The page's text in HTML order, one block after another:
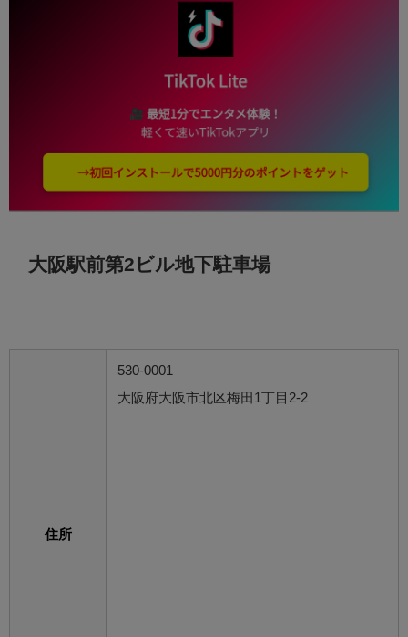
大阪駅前第2ビル地下駐車場
住所
530-0001
大阪府大阪市北区梅田1丁目2-2